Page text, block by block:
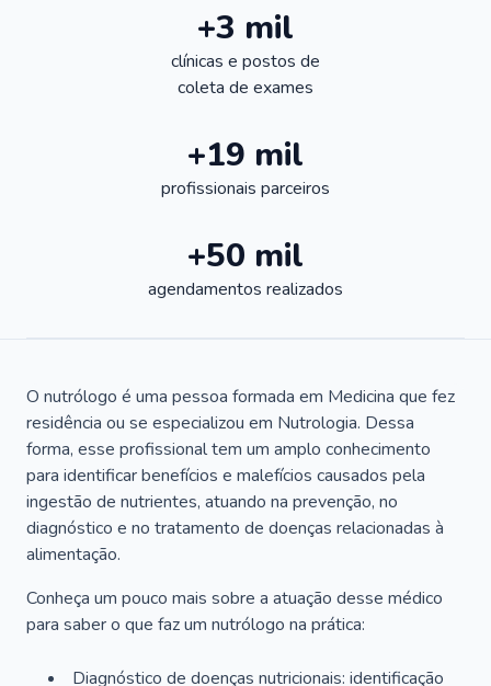
+3 mil
clínicas e postos de
coleta de exames
+19 mil
profissionais parceiros
+50 mil
agendamentos realizados
O nutrólogo é uma pessoa formada em Medicina que fez
residência ou se especializou em Nutrologia. Dessa
forma, esse profissional tem um amplo conhecimento
para identificar benefícios e malefícios causados pela
ingestão de nutrientes, atuando na prevenção, no
diagnóstico e no tratamento de doenças relacionadas à
alimentação.
Conheça um pouco mais sobre a atuação desse médico
para saber o que faz um nutrólogo na prática:
Diagnóstico de doenças nutricionais: identificação